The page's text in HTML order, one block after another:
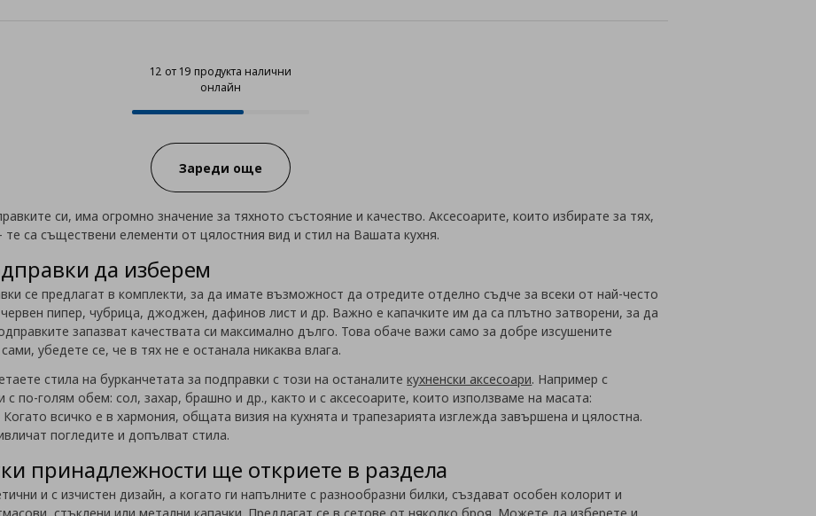
12 от 19 продукта налични
онлайн
12 от 19 продукта налични онлайн
Progress:
Зареди още
си, има огромно значение за тяхното състояние и качество. Аксесоарите, които избирате за тях,
са съществени елементи от цялостния вид и стил на Вашата кухня.
да изберем
се предлагат в комплекти, за да имате възможност да отредите отделно съдче за всеки от най-често
пипер, чубрица, джоджен, дафинов лист и др. Важно е капачките им да са плътно затворени, за да
запазват качествата си максимално дълго. Това обаче важи само за добре изсушените
убедете се, че в тях не е останала никаква влага.
стила на бурканчетата за подправки с този на останалитекухненски аксесоари. Например с
с по-голям обем: сол, захар, брашно и др., както и с аксесоарите, които използваме на масата:
всичко е в хармония, общата визия на кухнята и трапезарията изглежда завършена и цялостна.
погледите и допълват стила.
принадлежности ще откриете в раздела
и с изчистен дизайн, а когато ги напълните с разнообразни билки, създават особен колорит и